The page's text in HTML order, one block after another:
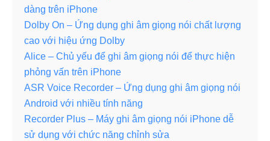
dàng trên iPhone
Dolby On – Ứng dụng ghi âm giọng nói chất lượng
cao với hiệu ứng Dolby
Alice – Chủ yếu để ghi âm giọng nói để thực hiện
phỏng vấn trên iPhone
ASR Voice Recorder – Ứng dụng ghi âm giọng nói
Android với nhiều tính năng
Recorder Plus – Máy ghi âm giọng nói iPhone dễ
sử dụng với chức năng chỉnh sửa